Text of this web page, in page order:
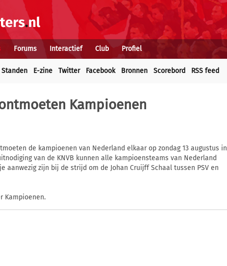
Forums Interactief Club Profiel
Standen E-zine Twitter Facebook Bronnen Scorebord RSS feed
Kampioenen
de kampioenen van Nederland elkaar op zondag 13 augustus in
van de KNVB kunnen alle kampioensteams van Nederland
aanwezig zijn bij de strijd om de Johan Cruijff Schaal tussen PSV en
Kampioenen.